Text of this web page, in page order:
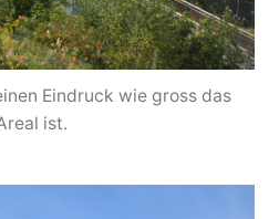
Eindruck wie gross das
ist.